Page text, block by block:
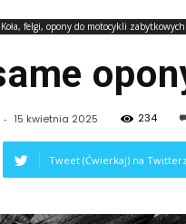
Koła, felgi, opony do motocykli zabytkowych
- 15 kwietnia 2025 234
Tweet (Ćwierkaj) na